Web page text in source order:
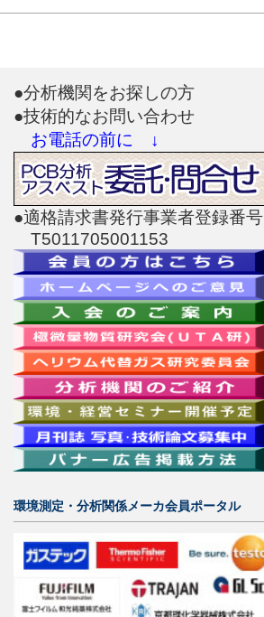
●分析機関をお探しの方
●技術的なお問い合わせ
お電話の前に ↓
●適格請求書発行事業者登録番号
T5011705001153
環境測定・分析関係メーカ会員ポータル